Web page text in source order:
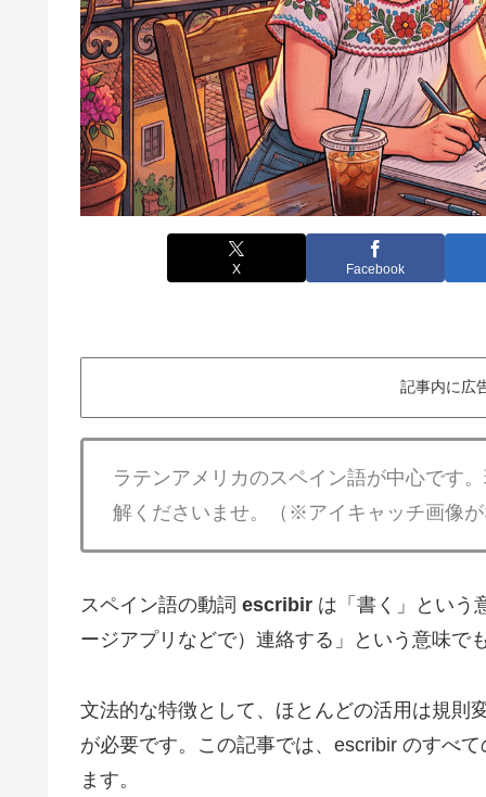
X Facebook
記事内に広
ラテンアメリカのスペイン語が中心です
解くださいませ。（※アイキャッチ画像
スペイン語の動詞 escribir は「書く」という
ージアプリなどで）連絡する」という意味で
文法的な特徴として、ほとんどの活用は規則
が必要です。この記事では、escribir のすべ
ます。